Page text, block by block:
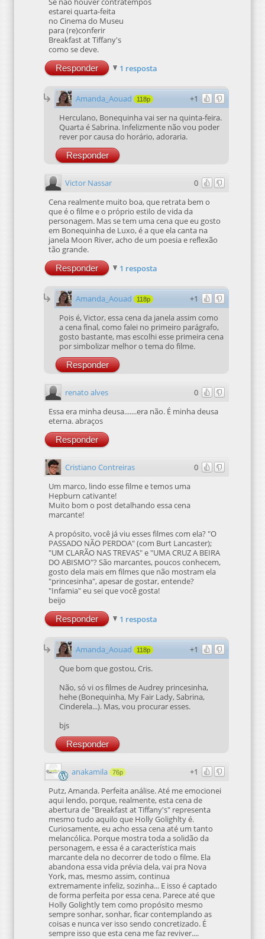
estarei quarta-feita
no Cinema do Museu
para (re)conferir
Breakfast at Tiffany's
como se deve.
Responder 1 resposta
+1
Amanda_Aouad 118p
Herculano, Bonequinha vai ser na quinta-feira.
Quarta é Sabrina. Infelizmente não vou poder
rever por causa do horário, adoraria.
Responder
0
Victor Nassar
Cena realmente muito boa, que retrata bem o
que é o filme e o próprio estilo de vida da
personagem. Mas se tem uma cena que eu gosto
em Bonequinha de Luxo, é a que ela canta na
janela Moon River, acho de um poesia e reflexão
tão grande.
Responder 1 resposta
+1
Amanda_Aouad 118p
Pois é, Victor, essa cena da janela assim como
a cena final, como falei no primeiro parágrafo,
gosto bastante, mas escolhi esse primeira cena
por simbolizar melhor o tema do filme.
Responder
0
renato alves
Essa era minha deusa.......era não. É minha deusa
eterna. abraços
Responder
0
Cristiano Contreiras
Um marco, lindo esse filme e temos uma
Hepburn cativante!
Muito bom o post detalhando essa cena
marcante!
A propósito, você já viu esses filmes com ela? "O
PASSADO NÃO PERDOA" (com Burt Lancaster);
"UM CLARÃO NAS TREVAS" e "UMA CRUZ A BEIRA
DO ABISMO"? São marcantes, poucos conhecem,
gosto dela mais em filmes que não mostram ela
"princesinha", apesar de gostar, entende?
"Infamia" eu sei que você gosta!
beijo
Responder 1 resposta
+1
Amanda_Aouad 118p
Que bom que gostou, Cris.
Não, só vi os filmes de Audrey princesinha,
hehe (Bonequinha, My Fair Lady, Sabrina,
Cinderela...). Mas, vou procurar esses.
bjs
Responder
+1
anakamila 76p
Putz, Amanda. Perfeita análise. Até me emocionei
aqui lendo, porque, realmente, esta cena de
abertura de "Breakfast at Tiffany's" representa
mesmo tudo aquilo que Holly Golighlty é.
Curiosamente, eu acho essa cena até um tanto
melancólica. Porque mostra toda a solidão da
personagem, e essa é a característica mais
marcante dela no decorrer de todo o filme. Ela
abandona essa vida prévia dela, vai pra Nova
York, mas, mesmo assim, continua
extremamente infeliz, sozinha... E isso é captado
de forma perfeita por essa cena. Parece até que
Holly Golightly tem como propósito mesmo
sempre sonhar, sonhar, ficar contemplando as
coisas e nunca ver isso sendo concretizado. É
sempre isso que esta cena me faz reviver....